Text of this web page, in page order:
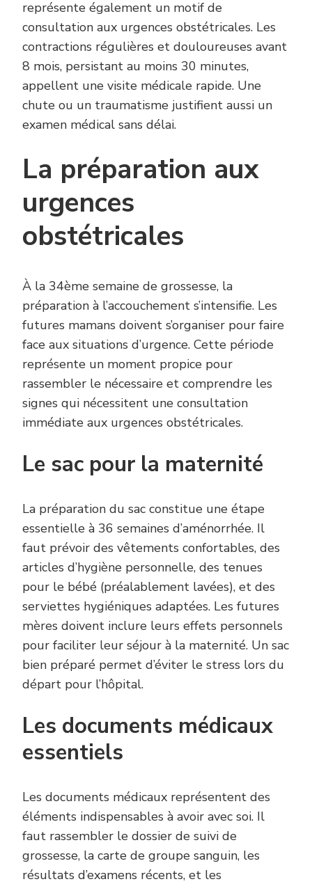
représente également un motif de
consultation aux urgences obstétricales. Les
contractions régulières et douloureuses avant
8 mois, persistant au moins 30 minutes,
appellent une visite médicale rapide. Une
chute ou un traumatisme justifient aussi un
examen médical sans délai.
La préparation aux
urgences
obstétricales
À la 34ème semaine de grossesse, la
préparation à l’accouchement s’intensifie. Les
futures mamans doivent s’organiser pour faire
face aux situations d’urgence. Cette période
représente un moment propice pour
rassembler le nécessaire et comprendre les
signes qui nécessitent une consultation
immédiate aux urgences obstétricales.
Le sac pour la maternité
La préparation du sac constitue une étape
essentielle à 36 semaines d’aménorrhée. Il
faut prévoir des vêtements confortables, des
articles d’hygiène personnelle, des tenues
pour le bébé (préalablement lavées), et des
serviettes hygiéniques adaptées. Les futures
mères doivent inclure leurs effets personnels
pour faciliter leur séjour à la maternité. Un sac
bien préparé permet d’éviter le stress lors du
départ pour l’hôpital.
Les documents médicaux
essentiels
Les documents médicaux représentent des
éléments indispensables à avoir avec soi. Il
faut rassembler le dossier de suivi de
grossesse, la carte de groupe sanguin, les
résultats d’examens récents, et les